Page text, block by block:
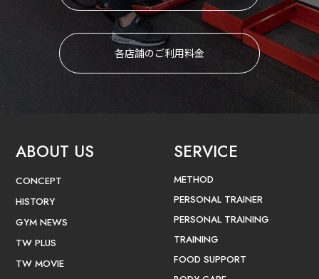
各店舗のご利用料金
ABOUT US
CONCEPT
HISTORY
GYM NEWS
TW PLUS
TW MOVIE
SERVICE
METHOD
PERSONAL TRAINER
PERSONAL TRAINING
TRAINING
FOOD SUPPORT